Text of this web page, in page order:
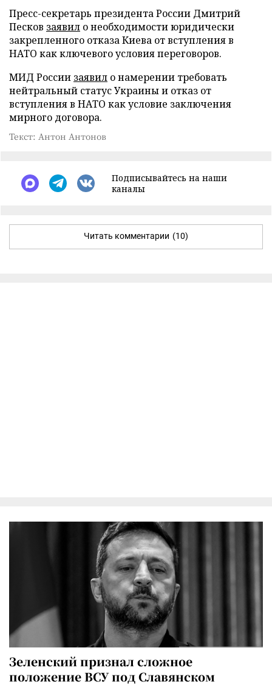
Пресс-секретарь президента России Дмитрий
Песков заявил о необходимости юридически
закрепленного отказа Киева от вступления в
НАТО как ключевого условия переговоров.
МИД России заявил о намерении требовать
нейтральный статус Украины и отказ от
вступления в НАТО как условие заключения
мирного договора.
Текст: Антон Антонов
Подписывайтесь на наши
каналы
Читать комментарии (10)
Зеленский признал сложное
положение ВСУ под Славянском